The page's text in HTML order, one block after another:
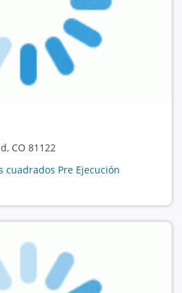
CO 81122
cuadrados Pre Ejecución